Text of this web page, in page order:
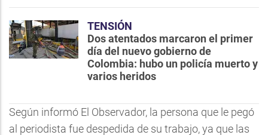
TENSIÓN
Dos atentados marcaron el primer
día del nuevo gobierno de
Colombia: hubo un policía muerto y
varios heridos
Según informó El Observador, la persona que le pegó
al periodista fue despedida de su trabajo, ya que las